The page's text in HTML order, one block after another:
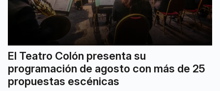
El Teatro Colón presenta su
programación de agosto con más de 25
propuestas escénicas